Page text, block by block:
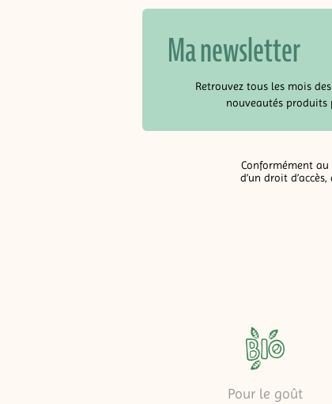
Ma newsletter
Retrouvez tous les mois
nouveautés produits
Conformément au
d’un droit
Pour le goût